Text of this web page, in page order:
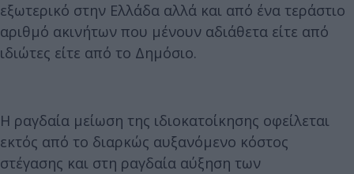
εξωτερικό στην Ελλάδα αλλά και από ένα τεράστιο
αριθμό ακινήτων που μένουν αδιάθετα είτε από
ιδιώτες είτε από το Δημόσιο.
Η ραγδαία μείωση της ιδιοκατοίκησης οφείλεται
εκτός από το διαρκώς αυξανόμενο κόστος
στέγασης και στη ραγδαία αύξηση των